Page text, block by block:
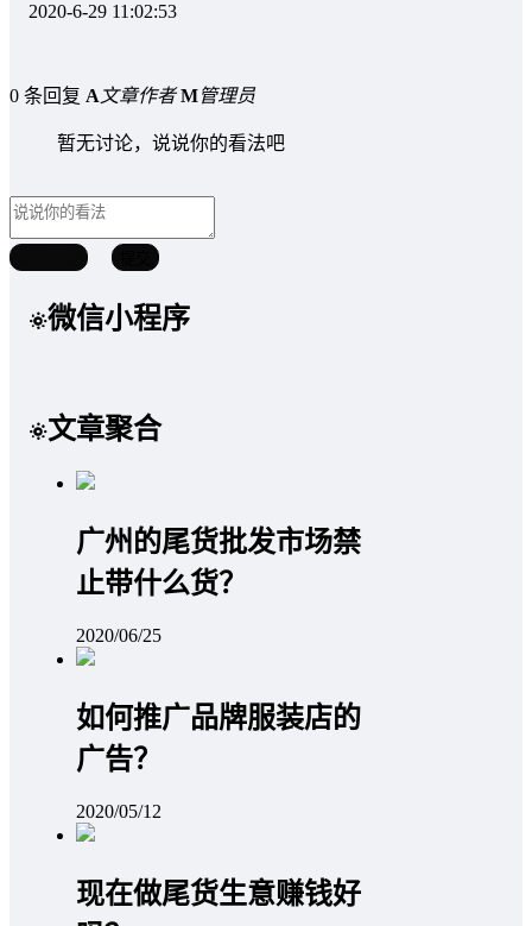
2020-6-29 11:02:53
0 条回复 A文章作者 M管理员
暂无讨论，说说你的看法吧
微信小程序
文章聚合
广州的尾货批发市场禁
止带什么货？
2020/06/25
如何推广品牌服装店的
广告？
2020/05/12
现在做尾货生意赚钱好